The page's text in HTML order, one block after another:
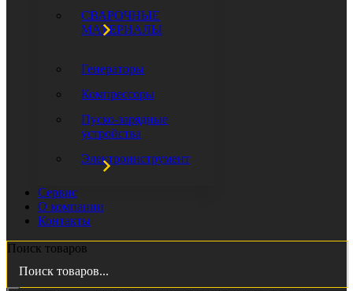
СВАРОЧНЫЕ
МАТЕРИАЛЫ
Генераторы
Компрессоры
Пуско-зарядные
устройства
Электроинструмент
Сервис
О компании
Контакты
Поиск товаров